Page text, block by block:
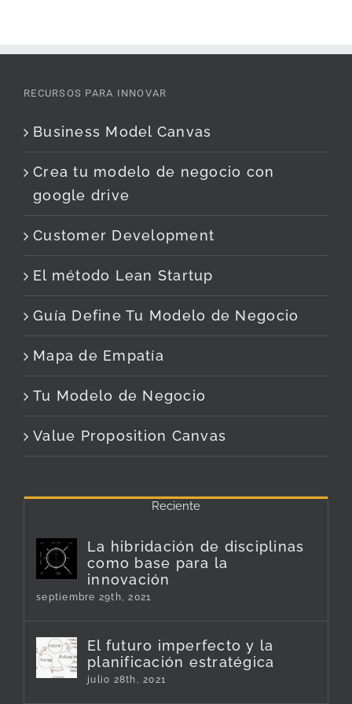
RECURSOS PARA INNOVAR
Business Model Canvas
Crea tu modelo de negocio con
google drive
Customer Development
El método Lean Startup
Guía Define Tu Modelo de Negocio
Mapa de Empatía
Tu Modelo de Negocio
Value Proposition Canvas
Reciente
La hibridación de disciplinas
como base para la
innovación
septiembre 29th, 2021
El futuro imperfecto y la
planificación estratégica
julio 28th, 2021